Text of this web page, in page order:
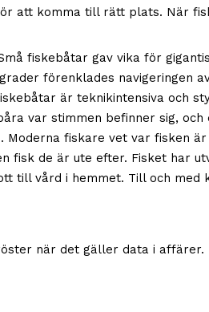
att komma till rätt plats. När
fiskebåtar gav vika för
förenklades navigeringen
är teknikintensiva och
var stimmen befinner sig,
fiskare vet var fisken
fisk de är ute efter. Fisket har
till vård i hemmet. Till och
när det gäller data i affärer.